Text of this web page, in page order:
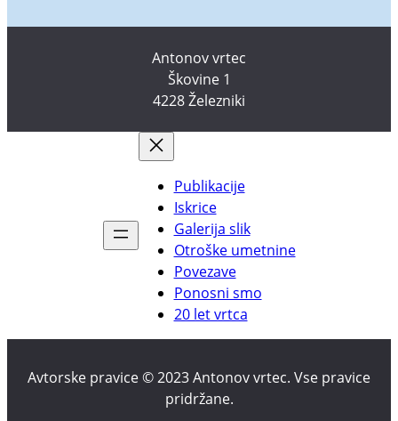
Antonov vrtec
Škovine 1
4228 Železniki
Publikacije
Iskrice
Galerija slik
Otroške umetnine
Povezave
Ponosni smo
20 let vrtca
Avtorske pravice © 2023 Antonov vrtec. Vse pravice
pridržane.